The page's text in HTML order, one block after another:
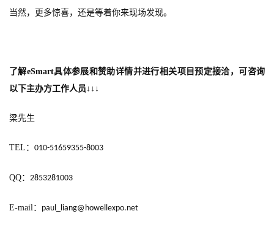
游
接
上
海
中
当然，更多惊喜，还是等着你来现场发现。
了解eSmart具体参展和赞助详情并进行相关项目预定接洽，可咨询
以下主办方工作人员↓↓↓
梁先生
TEL ： 010-51659355-8003
QQ： 2853281003
E-mail： paul_liang@howellexpo.net